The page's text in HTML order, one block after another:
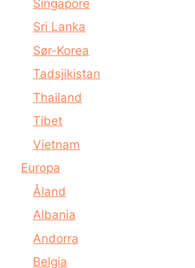
Singapore
Sri Lanka
Sør-Korea
Tadsjikistan
Thailand
Tibet
Vietnam
Europa
Åland
Albania
Andorra
Belgia